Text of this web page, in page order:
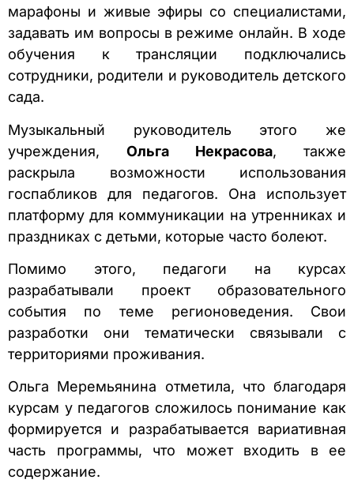
марафоны и живые эфиры со специалистами,
задавать им вопросы в режиме онлайн. В ходе
обучения к трансляции подключались
сотрудники, родители и руководитель детского
сада.
Музыкальный руководитель этого же
учреждения, Ольга Некрасова, также
раскрыла возможности использования
госпабликов для педагогов. Она использует
платформу для коммуникации на утренниках и
праздниках с детьми, которые часто болеют.
Помимо этого, педагоги на курсах
разрабатывали проект образовательного
события по теме регионоведения. Свои
разработки они тематически связывали с
территориями проживания.
Ольга Меремьянина отметила, что благодаря
курсам у педагогов сложилось понимание как
формируется и разрабатывается вариативная
часть программы, что может входить в ее
содержание.